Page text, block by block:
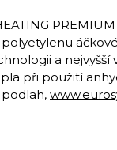
a nejvyšší
při použití